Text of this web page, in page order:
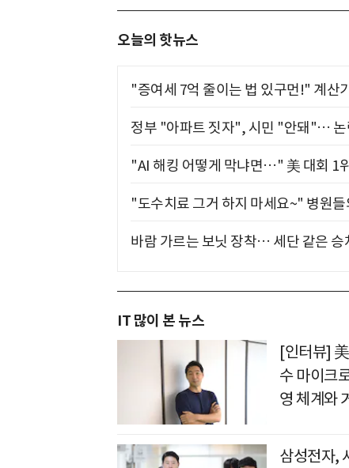
오늘의 핫뉴스
"증여세 7억 줄이는 법 있구먼!" 계산
정부 "아파트 짓자", 시민 "안돼"… 논
"AI 해킹 어떻게 막냐면…" 美 대회 1
"도수치료 그거 하지 마세요~" 병원
바람 가르는 보닛 장착… 세단 같은 승
IT 많이 본 뉴스
[인터뷰]
수 마이크
영 체계와
삼성전자,